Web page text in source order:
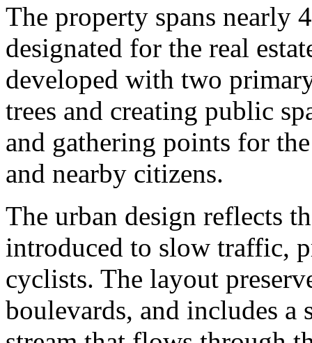
The property spans nearly
designated for the real
developed with two
trees and creating public
and gathering points for
and nearby citizens.
The urban design reflects
introduced to slow traffic,
cyclists. The layout
boulevards, and includes a